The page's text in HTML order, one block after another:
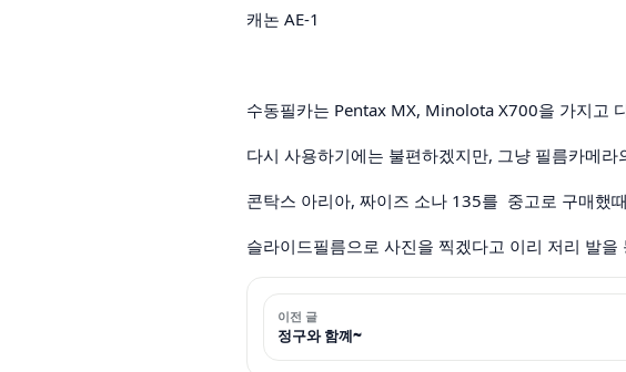
캐논 AE-1
수동필카는 Pentax MX, Minolota X700을 가지고
다시 사용하기에는 불편하겠지만, 그냥 필름카메라
콘탁스 아리아, 짜이즈 소나 135를 중고로 구매했
슬라이드필름으로 사진을 찍겠다고 이리 저리 발을
이전 글
정구와 함꼐~